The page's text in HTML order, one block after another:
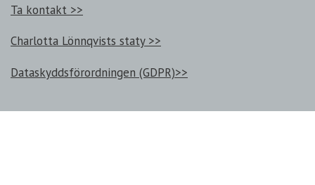
Ta kontakt >>
Charlotta Lönnqvists staty >>
Dataskyddsförordningen (GDPR)>>